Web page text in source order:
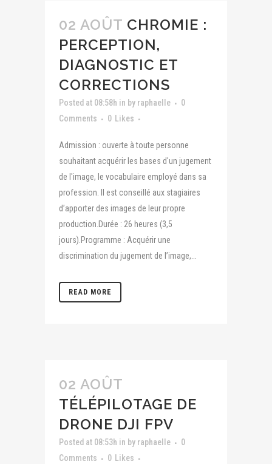
02 AOÛT CHROMIE :
PERCEPTION,
DIAGNOSTIC ET
CORRECTIONS
Posted at 08:58h in by raphaelle
0
Comments
0 Likes
Admission : ouverte à toute personne
souhaitant acquérir les bases d'un jugement
de l'image, le vocabulaire employé dans sa
profession. Il est conseillé aux stagiaires
d’apporter des images de leur propre
production.Durée : 26 heures (3,5
jours).Programme : Acquérir une
discrimination du jugement de l’image,...
READ MORE
02 AOÛT
TÉLÉPILOTAGE DE
DRONE DJI FPV
Posted at 08:53h in by raphaelle
0
Comments
0 Likes